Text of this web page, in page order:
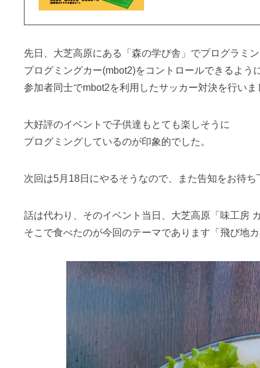
先日、大芝高原にある「森の学び舎」でプログラミ
プログミングカー(mbot2)をコントロールできるよう
参加者同士でmbot2を利用したサッカー対決を行いま
大好評のイベントで子供達もとても楽しそうに
プログミングしているのが印象的でした。
次回は5月18日にやるそうなので、また告知をお待ち
話は代わり、そのイベント当日、大芝高原「味工房
そこで食べたのが今回のテーマであります「飛び地